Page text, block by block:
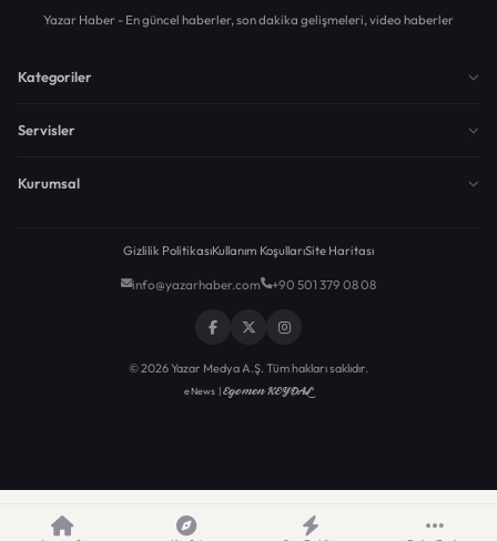
Yazar Haber - En güncel haberler, son dakika gelişmeleri, video haberler
Kategoriler
Servisler
Kurumsal
Gizlilik PolitikasıKullanım KoşullarıSite Haritası
info@yazarhaber.com +90 501 379 08 08
© 2026 Yazar Medya A.Ş. Tüm hakları saklıdır.
eNews |Egemen KEYDAL